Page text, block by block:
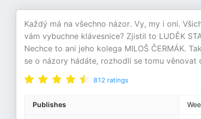
Každý má na všechno názor. Vy, my i oni.
vám vybuchne klávesnice? Zjistil to LUDĚK
Nechce to ani jeho kolega MILOŠ ČERMÁK.
se o názory hádáte, rozhodli se tomu věnovat
812 ratings
Publishes